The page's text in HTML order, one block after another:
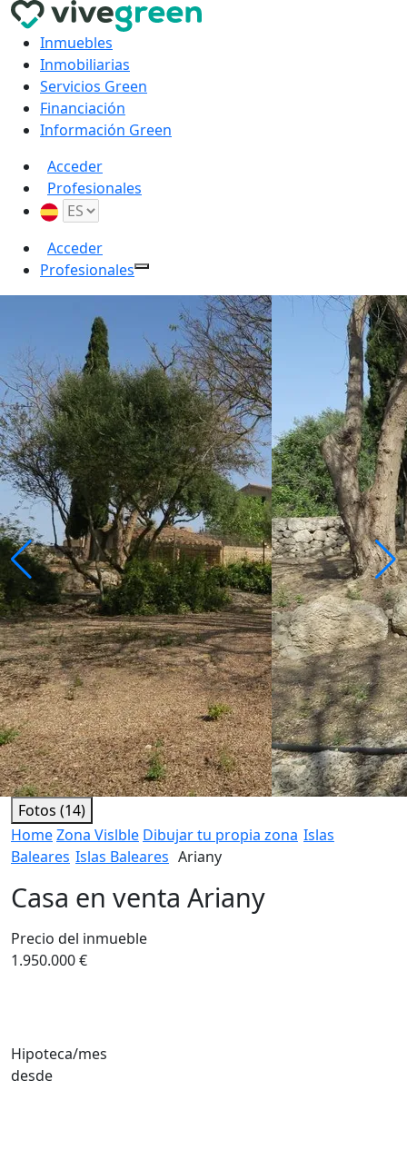
Inmuebles
Inmobiliarias
Servicios Green
Financiación
Información Green
Acceder
Profesionales
Acceder
Profesionales
Fotos (14)
HomeZona Vislble Dibujar tu propia zona Islas
Baleares Islas Baleares Ariany
Casa en venta Ariany
Precio del inmueble
1.950.000 €
Hipoteca/mes
desde